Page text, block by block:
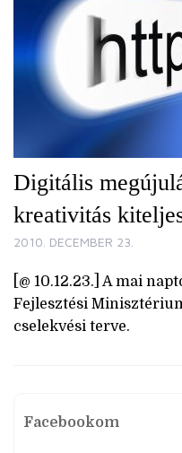
Digitális
kreativitás
2010. DECEMBER 23.
[@ 10.12.23.] A mai
Fejlesztési
cselekvési terve.
Facebookom